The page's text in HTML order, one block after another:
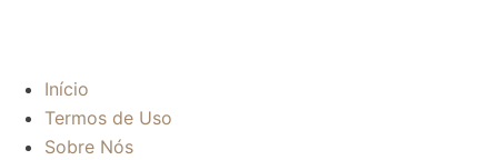
Início
Termos de Uso
Sobre Nós